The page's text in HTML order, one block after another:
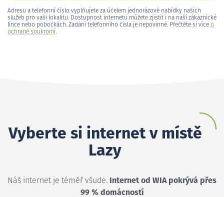
Adresu a telefonní číslo vyplňujete za účelem jednorázové nabídky našich
služeb pro vaši lokalitu. Dostupnost internetu můžete zjistit i na naší zákaznické
lince nebo pobočkách. Zadání telefonního čísla je nepovinné. Přečtěte si více o
ochraně soukromí.
Vyberte si internet v místě
Lazy
Náš internet je téměř všude. Internet od WIA pokrývá přes
99 % domácností